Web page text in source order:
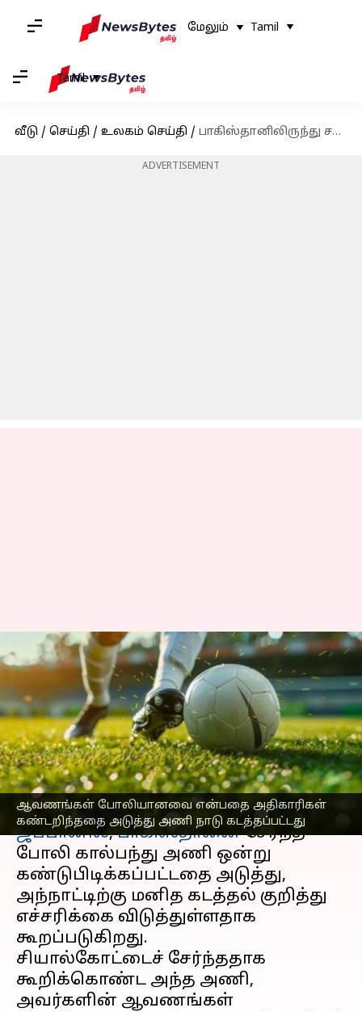
மேலும் Tamil
Tamil
வீடு / செய்தி / உலகம் செய்தி / பாகிஸ்தானிலிருந்து சர்வதேச போட்டிக்கு கலந்துகொள்ள சென்ற 'போலி' கால்பந்து அணி
ADVERTISEMENT
ஆவணங்கள் போலியானவை என்பதை அதிகாரிகள்
கண்டறிந்ததை அடுத்து அணி நாடு கடத்தப்பட்டது
பாகிஸ்தானிலிருந்து
சர்வதேச போட்டிக்கு
கலந்துகொள்ள சென்ற
'போலி' கால்பந்து அணி
எழுதியவர் Venkatalakshmi V Sep 17, 2025 06:40 pm
செய்தி முன்னோட்டம்
ஜப்பானில்,பாகிஸ்தானைசேர்ந்த
போலி கால்பந்து அணி ஒன்று
கண்டுபிடிக்கப்பட்டதை அடுத்து,
அந்நாட்டிற்கு மனித கடத்தல் குறித்து
எச்சரிக்கை விடுத்துள்ளதாக
கூறப்படுகிறது.
சியால்கோட்டைச் சேர்ந்ததாக
கூறிக்கொண்ட அந்த அணி,
அவர்களின் ஆவணங்கள்